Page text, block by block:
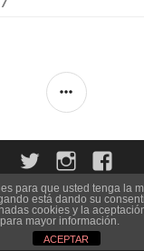
BARRA
TwitterInstagram
para que usted tenga la
está dando su
cookies y la
mayor información.
ACEPTAR